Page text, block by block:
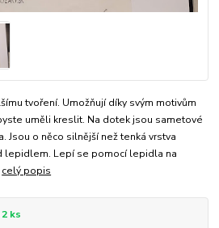
tvoření. Umožňují díky svým motivům
uměli kreslit. Na dotek jsou sametové
Jsou o něco silnější než tenká vrstva
lepidlem. Lepí se pomocí lepidla na
celý popis
ks